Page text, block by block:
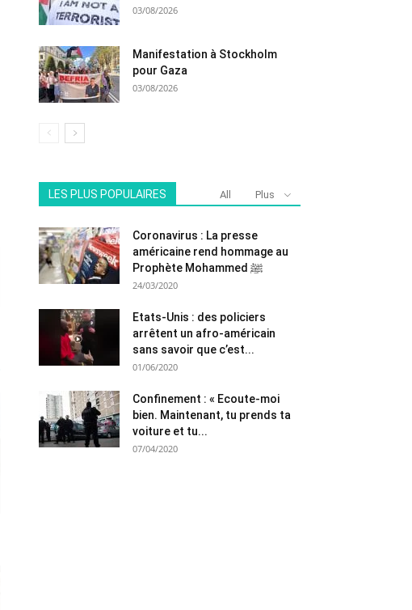
03/08/2026
Manifestation à Stockholm
pour Gaza
03/08/2026
LES PLUS POPULAIRES All Plus
Coronavirus : La presse
américaine rend hommage au
Prophète Mohammed ﷺ
24/03/2020
Etats-Unis : des policiers
arrêtent un afro-américain
sans savoir que c’est...
01/06/2020
Confinement : « Ecoute-moi
bien. Maintenant, tu prends ta
voiture et tu...
07/04/2020